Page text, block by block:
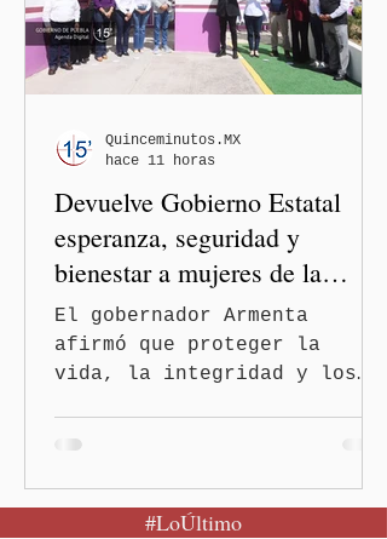
que visitaron territorio
mexicano. A través de un
mensaje difundido en redes
informó que la Secretaría
de Salud activó de mane
Devuelve Gobierno Estatal
esperanza, seguridad y
bienestar a mujeres de la
periferia urbana
El gobernador Armenta
afirmó que proteger la
vida, la integridad y los
Puebla, Pue.-Cuando una
mujer encuentra un lugar
Quinceminutos.MX
hace 11 horas
#LoÚltimo